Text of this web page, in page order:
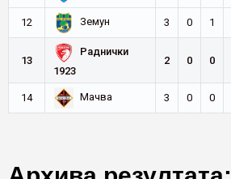
12 Земун 3 0 1
13
Раднички
1923
2 0 0
14 Мачва 3 0 0